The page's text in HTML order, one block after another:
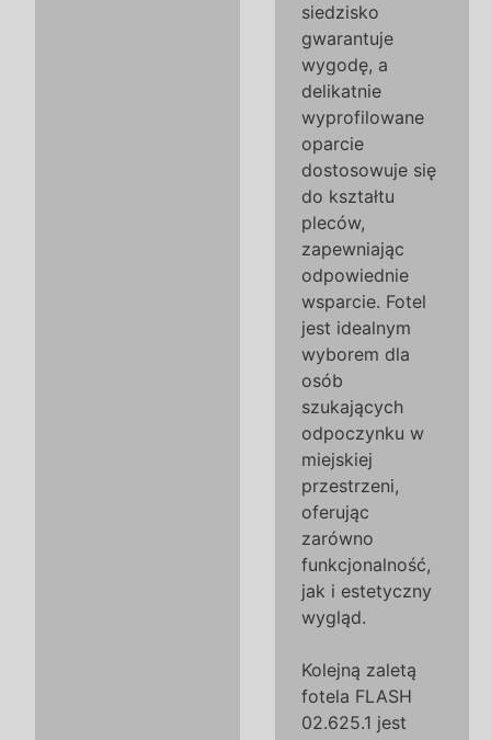
siedzisko
gwarantuje
wygodę, a
delikatnie
wyprofilowane
oparcie
dostosowuje się
do kształtu
pleców,
zapewniając
odpowiednie
wsparcie. Fotel
jest idealnym
wyborem dla
osób
szukających
odpoczynku w
miejskiej
przestrzeni,
oferując
zarówno
funkcjonalność,
jak i estetyczny
wygląd.
Kolejną zaletą
fotela FLASH
02.625.1 jest